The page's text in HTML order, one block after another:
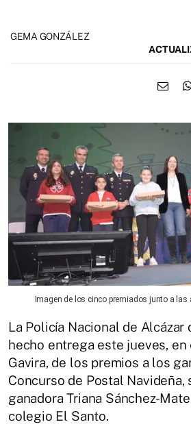
GEMA GONZÁLEZ
Imagen de los cinco premiados junto a las
La Policía Nacional de Alcázar
hecho entrega este jueves, en
Gavira, de los premios a los
Concurso de Postal Navideña,
ganadora Triana Sánchez-
colegio El Santo.